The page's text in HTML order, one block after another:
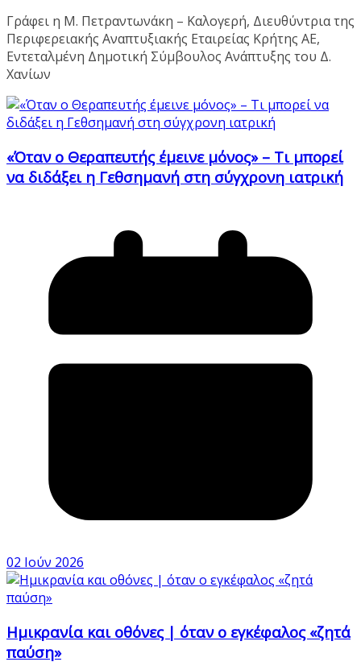
Γράφει η Μ. Πετραντωνάκη – Καλογερή, Διευθύντρια της
Περιφερειακής Αναπτυξιακής Εταιρείας Κρήτης ΑΕ,
Εντεταλμένη Δημοτική Σύμβουλος Ανάπτυξης του Δ.
Χανίων
«Όταν ο Θεραπευτής έμεινε μόνος» – Τι μπορεί
να διδάξει η Γεθσημανή στη σύγχρονη ιατρική
02 Ιούν 2026
Ημικρανία και οθόνες | όταν ο εγκέφαλος «ζητά
παύση»